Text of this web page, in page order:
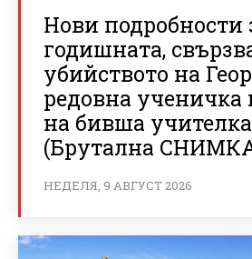
Нови подробности
годишната,
убийството на
редовна
на бивша учителка
(Брутална
НЕДЕЛЯ, 9 АВГУСТ 2026